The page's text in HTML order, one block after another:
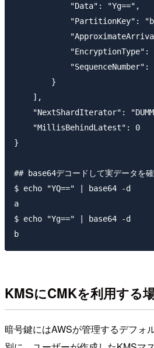
            "Data": "Yg==",
"PartitionKey":
"EncryptionType":
"SequenceNumber":
        }
    ],
"NextShardIterator":
    "MillisBehindLatest": 0
}
## base64デコードして実データを
$ echo "YQ==" | base64 -d
a
$ echo "Yg==" | base64 -d
KMSにCMKを利用する
暗号鍵にはAWSが管理するデフォ